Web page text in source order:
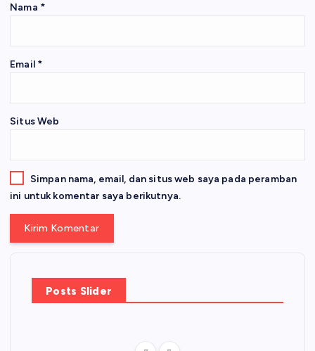
Nama *
Email *
Situs Web
Simpan nama, email, dan situs web saya pada peramban
ini untuk komentar saya berikutnya.
Posts Slider